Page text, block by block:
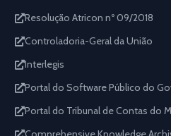
Resolução Atricon nº 09/2018
Controladoria-Geral da União
Interlegis
Portal do Software Público do
Portal do Tribunal de Contas do